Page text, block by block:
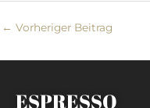
← Vorheriger Beitrag
ESPRESSO